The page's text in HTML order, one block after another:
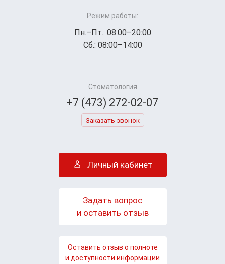
Режим работы:
Пн.–Пт.: 08:00–20:00
Сб.: 08:00–14:00
Стоматология
+7 (473) 272-02-07
Заказать звонок
Личный кабинет
Задать вопрос
и оставить отзыв
Оставить отзыв о полноте
и доступности информации